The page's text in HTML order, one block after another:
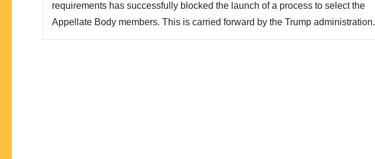
requirements has successfully blocked the launch of a process to select the
Appellate Body members. This is carried forward by the Trump administration.
With a Settlement of Disputes Understanding (DSU) requirement that appeals